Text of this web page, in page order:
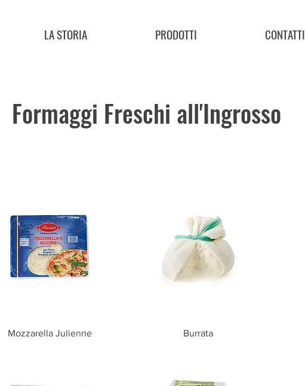
LA STORIA PRODOTTI CONTATTI
Formaggi Freschi all'Ingrosso
Vista rapida
Mozzarella Julienne Vista rapida
Burrata